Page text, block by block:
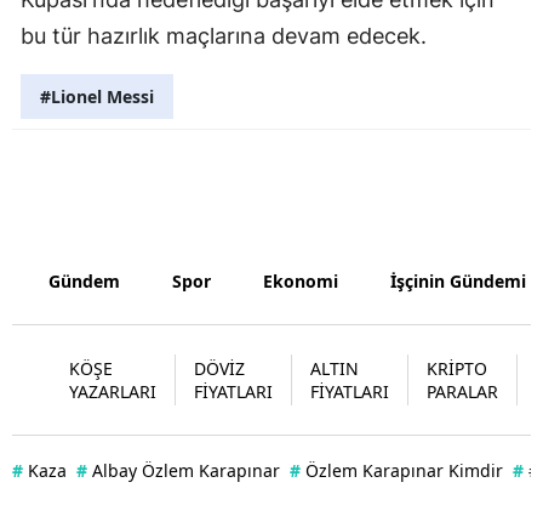
Şanlıurfa
bu tür hazırlık maçlarına devam edecek.
#Lionel Messi
Gündem Spor Ekonomi İşçinin Gündemi
KÖŞE
YAZARLARI
DÖVİZ
FİYATLARI
ALTIN
FİYATLARI
KRİPTO
PARALAR
# Kaza # Albay Özlem Karapınar # Özlem Karapınar Kimdir #